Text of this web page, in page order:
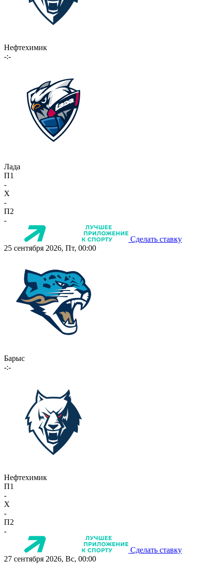
Нефтехимик
-:-
Лада
П1
-
X
-
П2
-
Сделать ставку
25 сентября 2026, Пт, 00:00
Барыс
-:-
Нефтехимик
П1
-
X
-
П2
-
Сделать ставку
27 сентября 2026, Вс, 00:00